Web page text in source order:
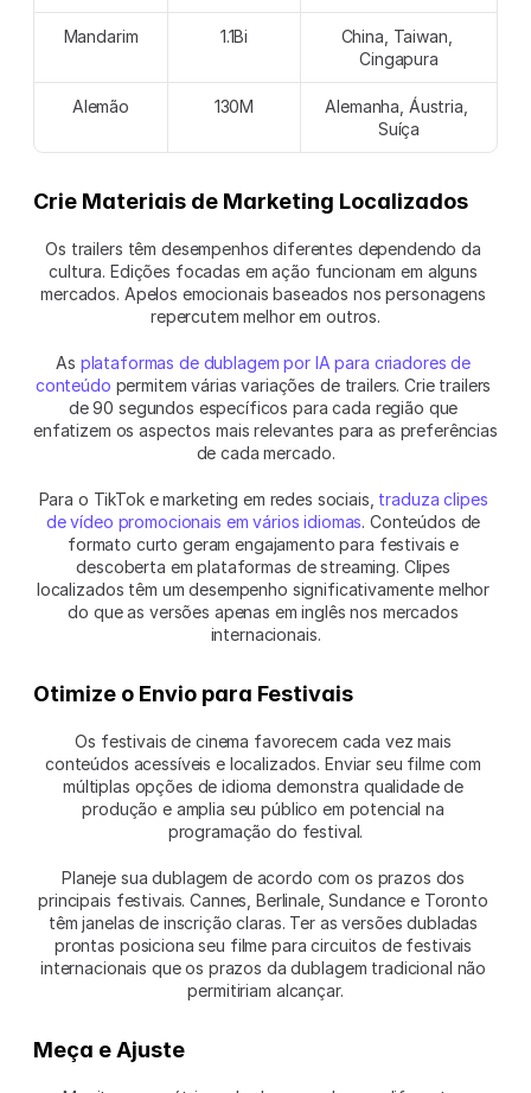
Mandarim 1.1Bi
China, Taiwan,
Cingapura
Alemão 130M
Alemanha, Áustria,
Suíça
Crie Materiais de Marketing Localizados
Os trailers têm desempenhos diferentes dependendo da
cultura. Edições focadas em ação funcionam em alguns
mercados. Apelos emocionais baseados nos personagens
repercutem melhor em outros.
As plataformas de dublagem por IA para criadores de
conteúdo permitem várias variações de trailers. Crie trailers
de 90 segundos específicos para cada região que
enfatizem os aspectos mais relevantes para as preferências
de cada mercado.
Para o TikTok e marketing em redes sociais, traduza clipes
de vídeo promocionais em vários idiomas. Conteúdos de
formato curto geram engajamento para festivais e
descoberta em plataformas de streaming. Clipes
localizados têm um desempenho significativamente melhor
do que as versões apenas em inglês nos mercados
internacionais.
Otimize o Envio para Festivais
Os festivais de cinema favorecem cada vez mais
conteúdos acessíveis e localizados. Enviar seu filme com
múltiplas opções de idioma demonstra qualidade de
produção e amplia seu público em potencial na
programação do festival.
Planeje sua dublagem de acordo com os prazos dos
principais festivais. Cannes, Berlinale, Sundance e Toronto
têm janelas de inscrição claras. Ter as versões dubladas
prontas posiciona seu filme para circuitos de festivais
internacionais que os prazos da dublagem tradicional não
permitiriam alcançar.
Meça e Ajuste